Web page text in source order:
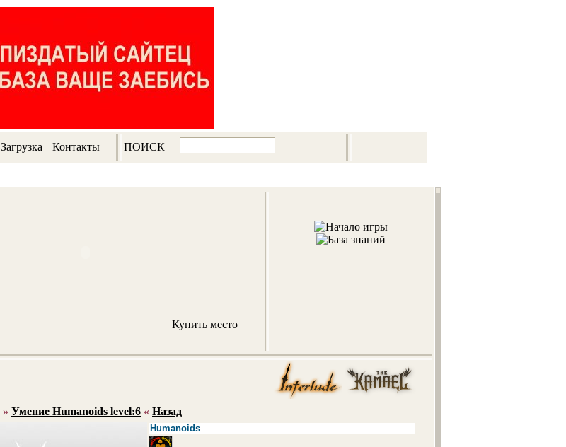
Загрузка Контакты ПОИСК
Купить место
» Умение Humanoids level:6 « Назад
Humanoids